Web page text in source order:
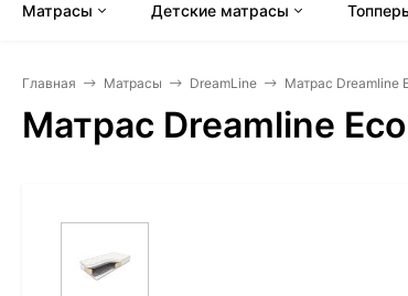
Матрасы Детские матрасы
Главная Матрасы DreamLine Матрас Dreamline
Матрас Dreamline